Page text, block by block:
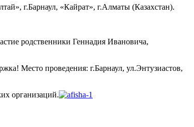
г.Барнаул, «Кайрат», г.Алматы (Казахстан).
родственники Геннадия Ивановича,
Место проведения: г.Барнаул, ул.Энтузиастов,
организаций.